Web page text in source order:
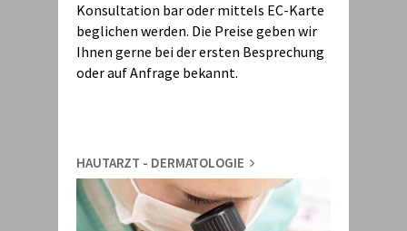
Konsultation bar oder mittels EC-Karte
beglichen werden. Die Preise geben wir
Ihnen gerne bei der ersten Besprechung
oder auf Anfrage bekannt.
HAUTARZT - DERMATOLOGIE